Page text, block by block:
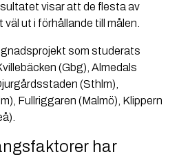
visar att de flesta av
ut i förhållande till målen.
som studerats
(Gbg), Almedals
(Sthlm),
Fullriggaren (Malmö), Klippern
har